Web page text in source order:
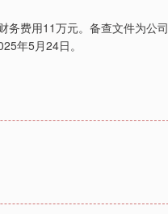
务费用11万元。备查文件为公司
年5月24日。